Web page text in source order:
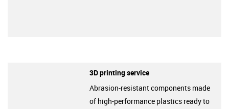
3D printing service
Abrasion-resistant components made
of high-performance plastics ready to